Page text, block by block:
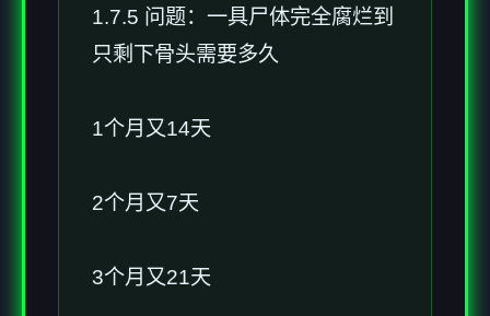
1.7.5 问题：一具尸体完全腐烂到
只剩下骨头需要多久
1个月又14天
2个月又7天
3个月又21天